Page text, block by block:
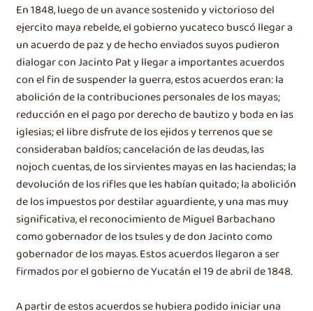
En 1848, luego de un avance sostenido y victorioso del
ejercito maya rebelde, el gobierno yucateco buscó llegar a
un acuerdo de paz y de hecho enviados suyos pudieron
dialogar con Jacinto Pat y llegar a importantes acuerdos
con el fin de suspender la guerra, estos acuerdos eran: la
abolición de la contribuciones personales de los mayas;
reducción en el pago por derecho de bautizo y boda en las
iglesias; el libre disfrute de los ejidos y terrenos que se
consideraban baldíos; cancelación de las deudas, las
nojoch cuentas, de los sirvientes mayas en las haciendas; la
devolución de los rifles que les habían quitado; la abolición
de los impuestos por destilar aguardiente, y una mas muy
significativa, el reconocimiento de Miguel Barbachano
como gobernador de los tsules y de don Jacinto como
gobernador de los mayas. Estos acuerdos llegaron a ser
firmados por el gobierno de Yucatán el 19 de abril de 1848.
A partir de estos acuerdos se hubiera podido iniciar una